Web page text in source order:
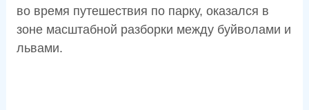
во время путешествия по парку, оказался в
зоне масштабной разборки между буйволами и
львами.